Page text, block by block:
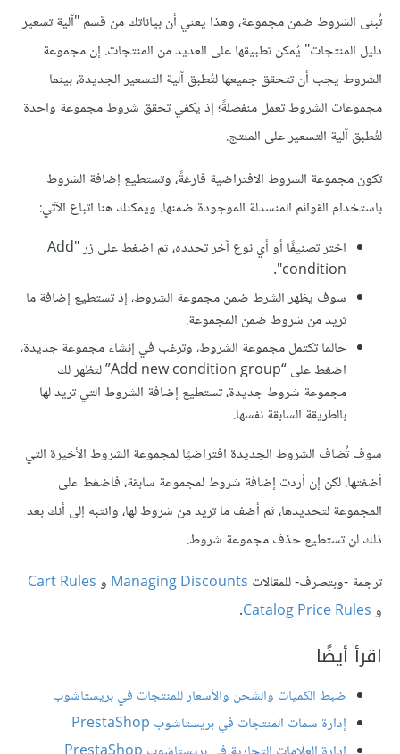
تُبنى الشروط ضمن مجموعة، وهذا يعني أن بياناتك من قسم "آلية تسعير
دليل المنتجات" يُمكن تطبيقها على العديد من المنتجات. إن مجموعة
الشروط يجب أن تتحقق جميعها لتُطبق آلية التسعير الجديدة، بينما
مجموعات الشروط تعمل منفصلةً؛ إذ يكفي تحقق شروط مجموعة واحدة
لتُطبق آلية التسعير على المنتج.
تكون مجموعة الشروط الافتراضية فارغةً، وتستطيع إضافة الشروط
باستخدام القوائم المنسدلة الموجودة ضمنها. ويمكنك هنا اتباع الآتي:
اختر تصنيفًا أو أي نوع آخر تحدده، ثم اضغط على زر "Add
condition".
سوف يظهر الشرط ضمن مجموعة الشروط، إذ تستطيع إضافة ما
تريد من شروط ضمن المجموعة.
حالما تكتمل مجموعة الشروط، وترغب في إنشاء مجموعة جديدة،
اضغط على “Add new condition group” لتظهر لك
مجموعة شروط جديدة، تستطيع إضافة الشروط التي تريد لها
بالطريقة السابقة نفسها.
سوف تُضاف الشروط الجديدة افتراضيًا لمجموعة الشروط الأخيرة التي
أضفتها. لكن إن أردت إضافة شروط لمجموعة سابقة، فاضغط على
المجموعة لتحديدها، ثم أضف ما تريد من شروط لها، وانتبه إلى أنك بعد
ذلك لن تستطيع حذف مجموعة شروط.
ترجمة -وبتصرف- للمقالات Managing Discounts وCart Rules
وCatalog Price Rules
.
اقرأ أيضًا
ضبط الكميات والشحن واﻷسعار للمنتجات في بريستاشوب
إدارة سمات المنتجات في بريستاشوب PrestaShop